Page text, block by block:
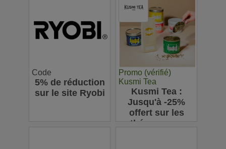
Code
5% de réduction
sur le site Ryobi
Promo (vérifié)
Kusmi Tea
Kusmi Tea :
Jusqu'à -25%
offert sur les
thés en vrac